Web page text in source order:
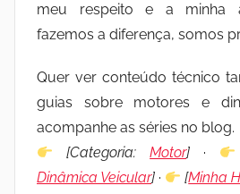
meu respeito e a minha
fazemos a diferença, somos
Quer ver conteúdo técnico
guias sobre motores e
acompanhe as séries no blog.
[Categoria:Motor] ·
Dinâmica Veicular] · [Minha